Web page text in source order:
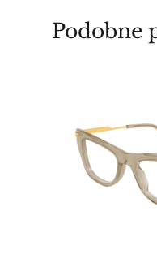
Podobne